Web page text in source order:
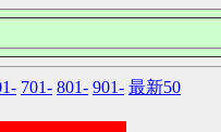
701- 801- 901- 最新50